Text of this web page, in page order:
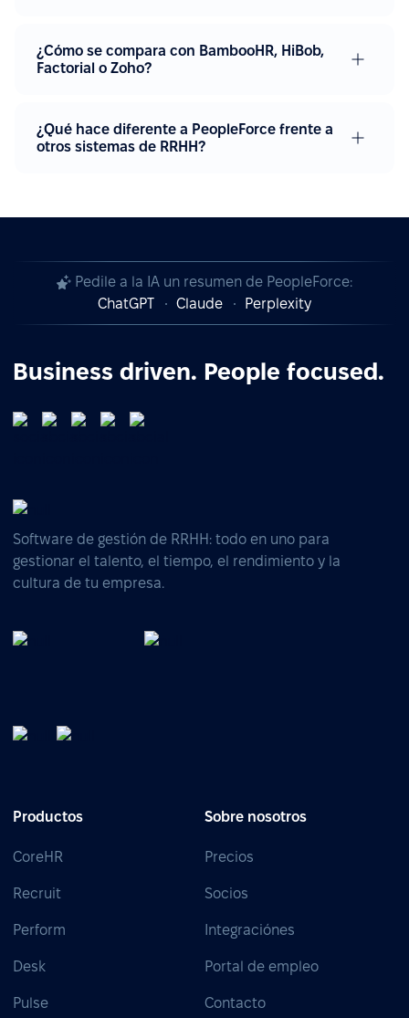
¿Cómo se compara con BambooHR, HiBob,
Factorial o Zoho?
¿Qué hace diferente a PeopleForce frente a
otros sistemas de RRHH?
Pedile a la IA un resumen de PeopleForce:
ChatGPT
Claude Perplexity
Business driven. People focused.
Software de gestión de RRHH: todo en uno para
gestionar el talento, el tiempo, el rendimiento y la
cultura de tu empresa.
Productos
CoreHR
Recruit
Perform
Desk
Pulse
Sobre nosotros
Precios
Socios
Integraciónes
Portal de empleo
Contacto